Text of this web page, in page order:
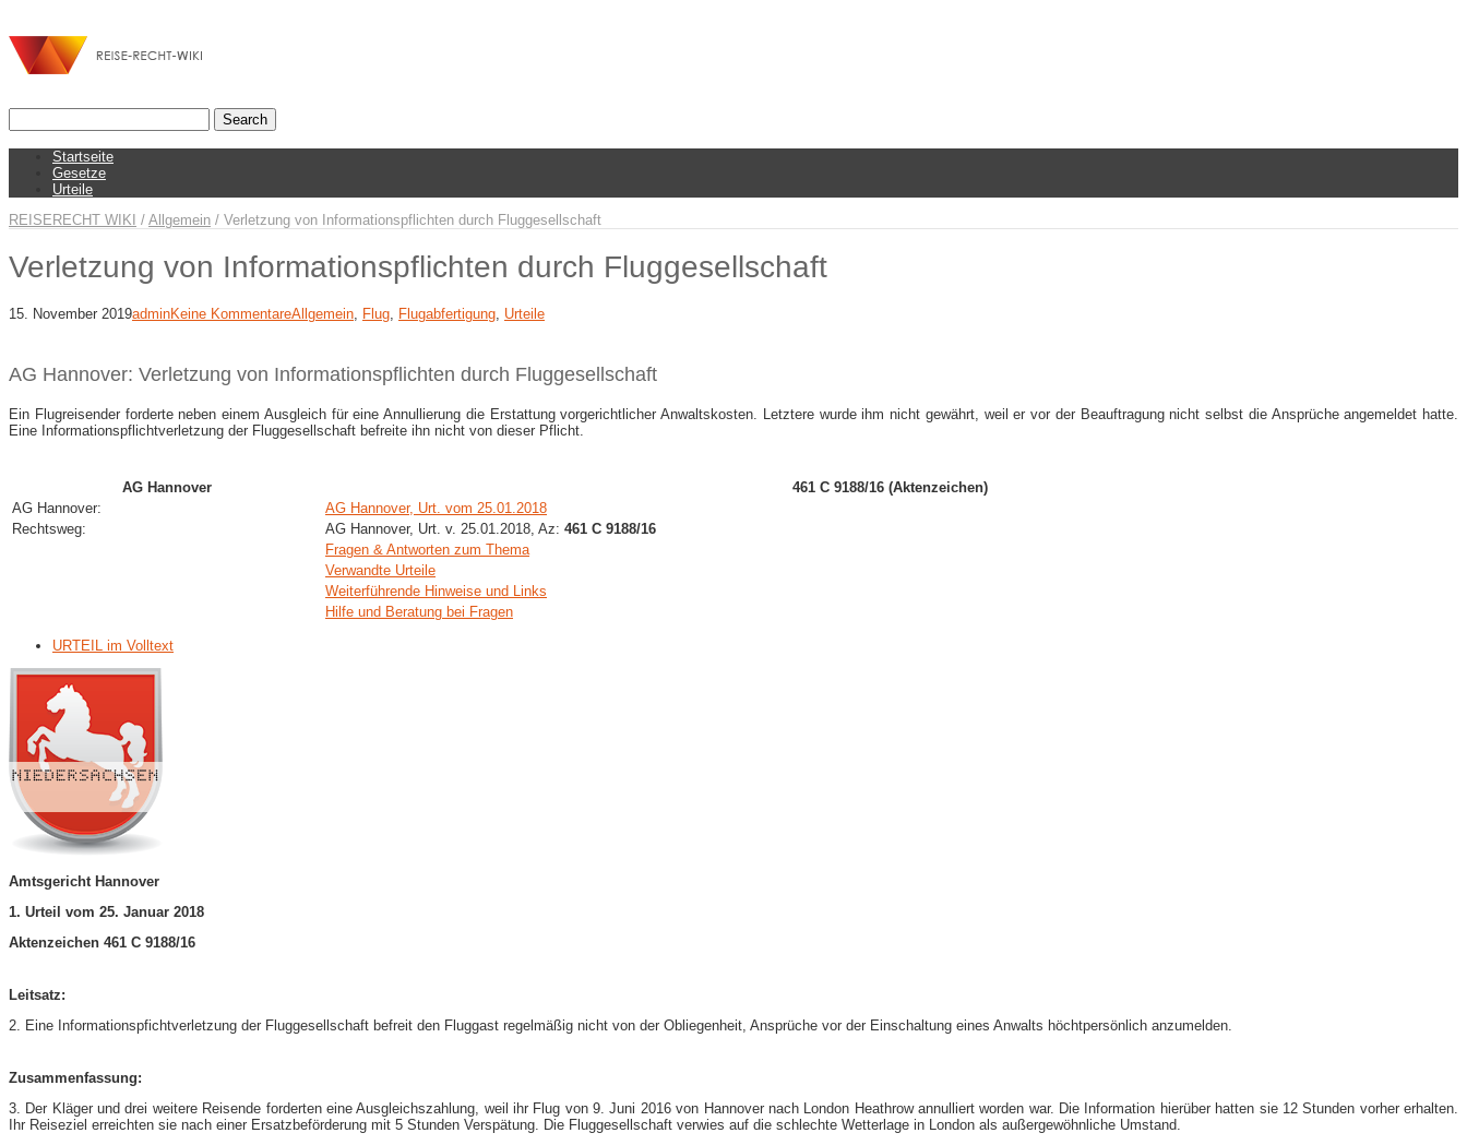
Startseite
Gesetze
Urteile
REISERECHT WIKI / Allgemein / Verletzung von Informationspflichten durch Fluggesellschaft
Verletzung von Informationspflichten durch Fluggesellschaft
15. November 2019adminKeine KommentareAllgemein Flug Flugabfertigung Urteile
AG Hannover: Verletzung von Informationspflichten durch Fluggesellschaft
Ein Flugreisender forderte neben einem Ausgleich für eine Annullierung die Erstattung vorgerichtlicher Anwaltskosten. Letztere wurde ihm nicht gewährt, weil er vor der Beauftragung nicht selbst die Ansprüche angemeldet hatte.
Eine Informationspflichtverletzung der Fluggesellschaft befreite ihn nicht von dieser Pflicht.
AG Hannover
461 C 9188/16 (Aktenzeichen)
AG Hannover:
AG Hannover, Urt. vom 25.01.2018
Rechtsweg:
AG Hannover, Urt. v. 25.01.2018, Az: 461 C 9188/16
Fragen & Antworten zum Thema
Verwandte Urteile
Weiterführende Hinweise und Links
Hilfe und Beratung bei Fragen
URTEIL im Volltext
Amtsgericht Hannover
1. Urteil vom 25. Januar 2018
Aktenzeichen 461 C 9188/16
Leitsatz:
2. Eine Informationspfichtverletzung der Fluggesellschaft befreit den Fluggast regelmäßig nicht von der Obliegenheit, Ansprüche vor der Einschaltung eines Anwalts höchtpersönlich anzumelden.
Zusammenfassung:
3. Der Kläger und drei weitere Reisende forderten eine Ausgleichszahlung, weil ihr Flug von 9. Juni 2016 von Hannover nach London Heathrow annulliert worden war. Die Information hierüber hatten sie 12 Stunden vorher erhalten.
Ihr Reiseziel erreichten sie nach einer Ersatzbeförderung mit 5 Stunden Verspätung. Die Fluggesellschaft verwies auf die schlechte Wetterlage in London als außergewöhnliche Umstand.